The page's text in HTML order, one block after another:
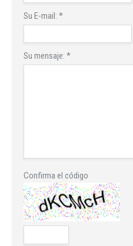
Su E-mail: *
Su mensaje: *
Confirma el código